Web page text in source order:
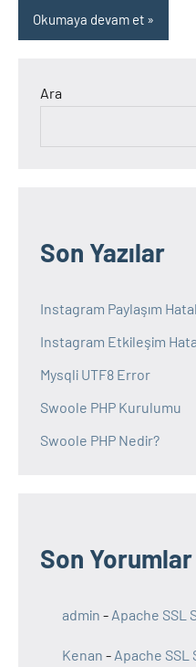
Okumaya devam et
Ara
Son Yazılar
Instagram Paylaşım
Instagram Etkileşim
Mysqli UTF8 Error
Swoole PHP Kurulumu
Swoole PHP Nedir?
Son Yorumlar
admin - Apache SSL
Kenan - Apache SSL